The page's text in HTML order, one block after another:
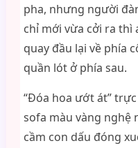
pha, nhưng người
chỉ mới vừa cởi ra thì
quay đầu lại về phía
quần lót ở phía sau.
“Đóa hoa ướt át”
sofa màu vàng nghệ
cầm con dấu đóng